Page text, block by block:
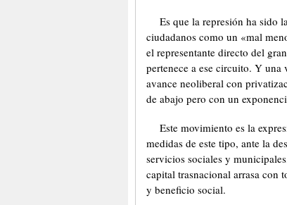
Es que la represión ha sido
ciudadanos como un «mal
el representante directo del
pertenece a ese circuito. Y una
avance neoliberal con
de abajo pero con un
Este movimiento es la
medidas de este tipo, ante la
servicios sociales y
capital trasnacional arrasa con
y beneficio social.